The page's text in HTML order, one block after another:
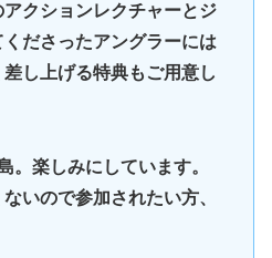
アクションレクチャーとジ
ださったアングラーには
し上げる特典もご用意し
。楽しみにしています。
いので参加されたい方、